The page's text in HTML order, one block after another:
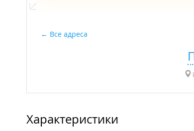
Все адреса
Характеристики